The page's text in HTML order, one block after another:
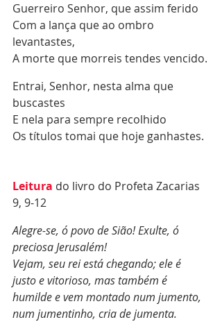
Guerreiro Senhor, que assim ferido
Com a lança que ao ombro
levantastes,
A morte que morreis tendes vencido.
Entrai, Senhor, nesta alma que
buscastes
E nela para sempre recolhido
Os títulos tomai que hoje ganhastes.
Leitura do livro do Profeta Zacarias
9, 9-12
Alegre-se, ó povo de Sião! Exulte, ó
preciosa Jerusalém!
Vejam, seu rei está chegando; ele é
justo e vitorioso, mas também é
humilde e vem montado num jumento,
num jumentinho, cria de jumenta.